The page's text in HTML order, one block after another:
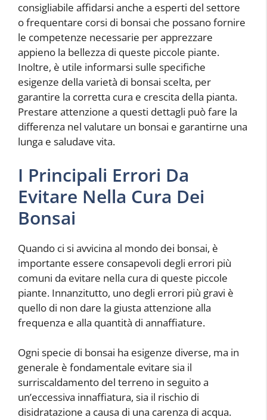
consigliabile affidarsi anche a esperti del settore
o frequentare corsi di bonsai che possano fornire
le competenze necessarie per apprezzare
appieno la bellezza di queste piccole piante.
Inoltre, è utile informarsi sulle specifiche
esigenze della varietà di bonsai scelta, per
garantire la corretta cura e crescita della pianta.
Prestare attenzione a questi dettagli può fare la
differenza nel valutare un bonsai e garantirne una
lunga e saludave vita.
I Principali Errori Da
Evitare Nella Cura Dei
Bonsai
Quando ci si avvicina al mondo dei bonsai, è
importante essere consapevoli degli errori più
comuni da evitare nella cura di queste piccole
piante. Innanzitutto, uno degli errori più gravi è
quello di non dare la giusta attenzione alla
frequenza e alla quantità di annaffiature.
Ogni specie di bonsai ha esigenze diverse, ma in
generale è fondamentale evitare sia il
surriscaldamento del terreno in seguito a
un’eccessiva innaffiatura, sia il rischio di
disidratazione a causa di una carenza di acqua.